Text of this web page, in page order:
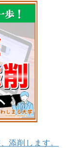
添削します。